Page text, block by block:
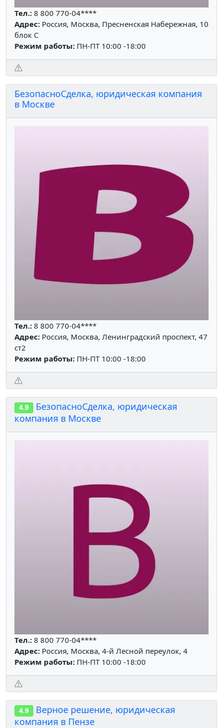
Тел.: 8 800 770-04****
Адрес: Россия, Москва, Пресненская Набережная, 10
блок С
Режим работы: ПН-ПТ 10:00 -18:00
БезопасноСделка, юридическая компания
в Москве
Тел.: 8 800 770-04****
Адрес: Россия, Москва, Ленинградский проспект, 47
ст2
Режим работы: ПН-ПТ 10:00 -18:00
4.9
БезопасноСделка, юридическая
компания в Москве
Тел.: 8 800 770-04****
Адрес: Россия, Москва, 4-й Лесной переулок, 4
Режим работы: ПН-ПТ 10:00 -18:00
4.9
Верное решение, юридическая
компания в Пензе